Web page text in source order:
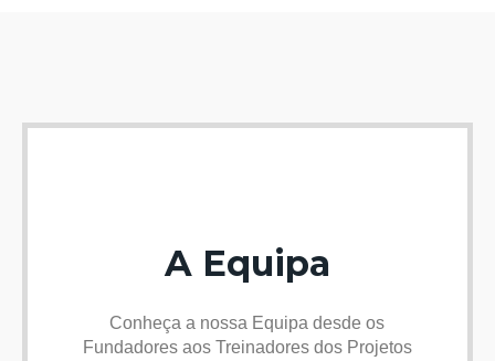
A Equipa
Conheça a nossa Equipa desde os
Fundadores aos Treinadores dos Projetos